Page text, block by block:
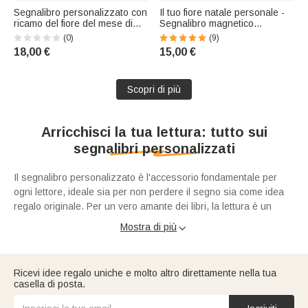
Segnalibro personalizzato con
ricamo del fiore del mese di
nascita e nome: regalo ideale
per compleanni, lauree e club
del libro, per gli amanti dei libri
(0)
18,00 €
Il tuo fiore natale personale -
Segnalibro magnetico
personalizzato con nome:
accessorio da lettura, regalo
di compleanno per gli amanti
(9)
15,00 €
Scopri di più
Arricchisci la tua lettura: tutto sui
segnalibri personalizzati
Il segnalibro personalizzato è l'accessorio fondamentale per
ogni lettore, ideale sia per non perdere il segno sia come idea
regalo originale. Per un vero amante dei libri, la lettura è un
viaggio magico e personale. Quale modo migliore per tenere il
segno se non con dei segnalibri unici? In questa sezione,
per le tue letture o per un regalo indimenticabile.
personalizzati?
Mostra di più 
Ricevi idee regalo uniche e molto altro direttamente nella tua
casella di posta.